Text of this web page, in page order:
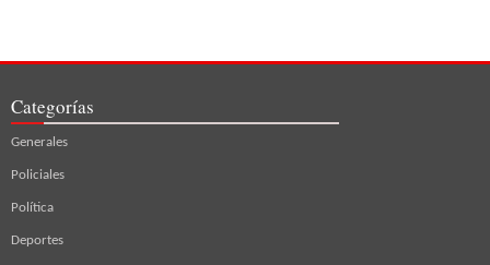
Categorías
Generales
Policiales
Política
Deportes